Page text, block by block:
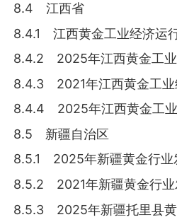
8.4 江西省
8.4.1 江西黄金工业经济运
8.4.2 2025年江西黄金工业
8.4.3 2021年江西黄金工业
8.4.4 2025年江西黄金工
8.5 新疆自治区
8.5.1 2025年新疆黄金行业
8.5.2 2021年新疆黄金行业
8.5.3 2025年新疆托里县黄